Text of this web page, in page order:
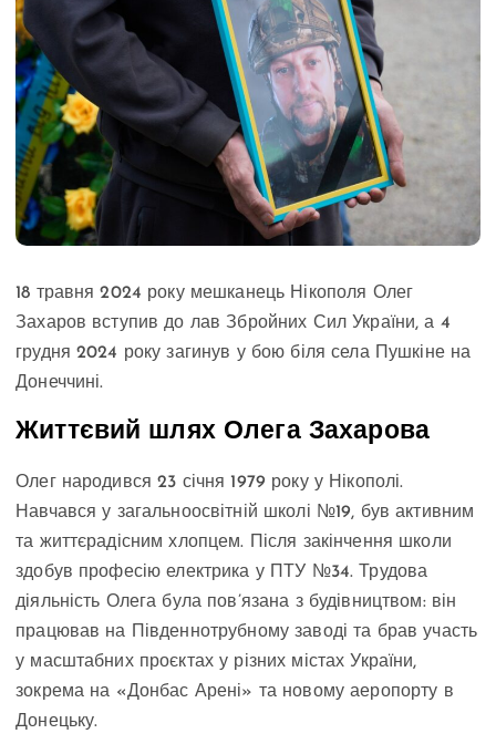
18 травня 2024 року мешканець Нікополя Олег
Захаров вступив до лав Збройних Сил України, а 4
грудня 2024 року загинув у бою біля села Пушкіне на
Донеччині.
Життєвий шлях Олега Захарова
Олег народився 23 січня 1979 року у Нікополі.
Навчався у загальноосвітній школі №19, був активним
та життєрадісним хлопцем. Після закінчення школи
здобув професію електрика у ПТУ №34. Трудова
діяльність Олега була пов’язана з будівництвом: він
працював на Південнотрубному заводі та брав участь
у масштабних проєктах у різних містах України,
зокрема на «Донбас Арені» та новому аеропорту в
Донецьку.